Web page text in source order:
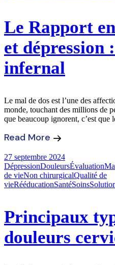
Le Rapport
et dépression
infernal
Le mal de dos est l’une des
monde, touchant des millions de
que beaucoup ignorent, c’est que
Read More
27 septembre 2024
DépressionDouleursÉvaluation
de vieNon chirurgicalQualité de
vieRééducationSantéSoins
Principaux
douleurs